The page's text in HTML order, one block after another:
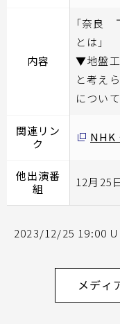
内容
「奈良
とは」
▼地盤工
と考え
につい
関連リン
ク
NHK
他出演番
組
12月25
2023/12/25 19:00
メディ